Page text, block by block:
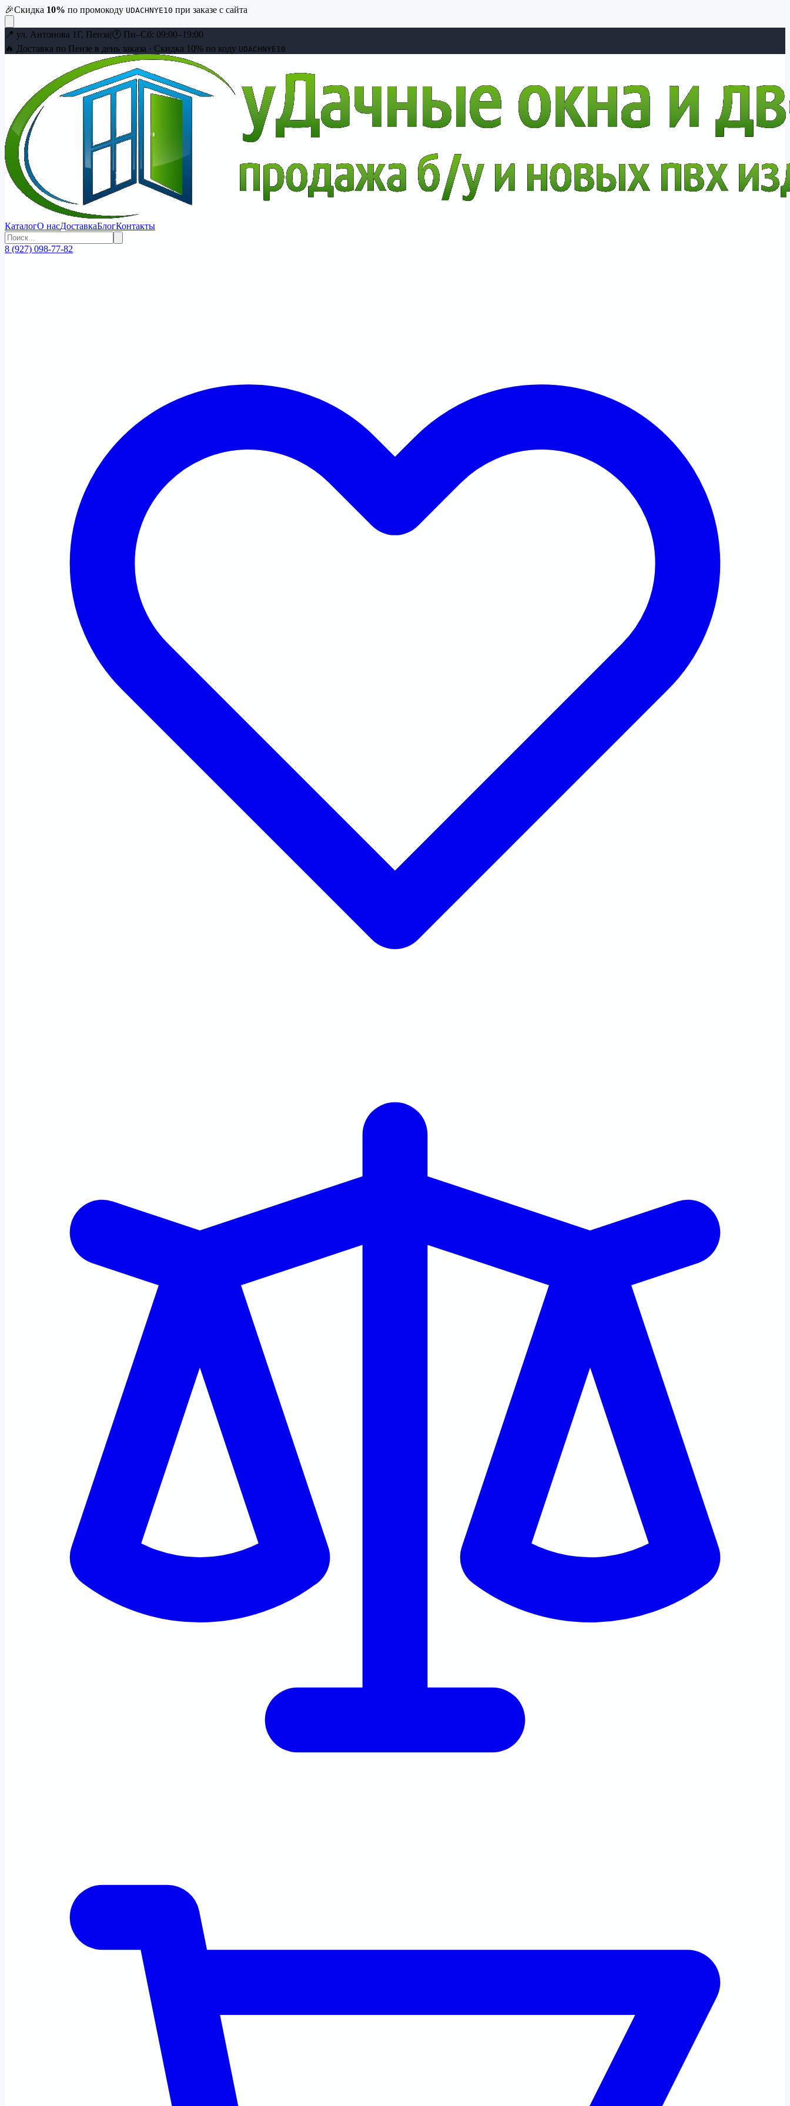
🎉Скидка 10% по промокоду UDACHNYE10 при заказе с сайта
📍 ул. Антонова 1Г, Пенза|🕐 Пн–Сб: 09:00–19:00
🔥 Доставка по Пензе в день заказа · Скидка 10% по коду UDACHNYE10
КаталогО насДоставкаБлогКонтакты
8 (927) 098-77-82